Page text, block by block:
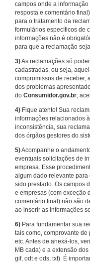
campos onde a
resposta e comentário
para o tratamento da
formulários específicos de
informações não é
para que a reclamação
3)As reclamações só
cadastradas, ou seja,
compromissos de receber,
dos problemas
do Consumidor.gov.br,
4) Fique atento! Sua
informações relacionados
inconsistência, sua
dos órgãos gestores do
5)Acompanhe o
eventuais solicitações de
empresa. Esse
algum dado relevante
sido prestado. Os campos
e empresas (com exceção
comentário final) não são
ao inserir as informações
6) Para fundamentar sua
tais como, comprovante
etc. Antes de anexá-los,
MB cada) e a extensão
gif, odt e ods, txt). É